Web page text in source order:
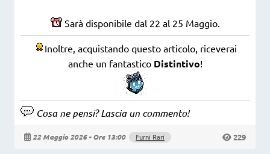
Sarà disponibile dal 22 al 25 Maggio.
Inoltre, acquistando questo articolo, riceverai
anche un fantastico Distintivo!
Cosa ne pensi? Lascia un commento!
22 Maggio 2026 - Ore 13:00 Furni Rari 229